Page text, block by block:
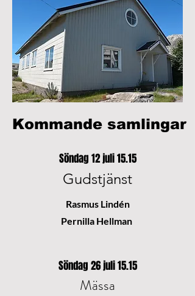
Kommande samlingar
Söndag 12 juli 15.15
Gudstjänst
Rasmus Lindén
Pernilla Hellman
Söndag 26 juli 15.15
Mässa